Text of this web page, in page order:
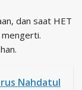
dan saat HET
Nahdatul